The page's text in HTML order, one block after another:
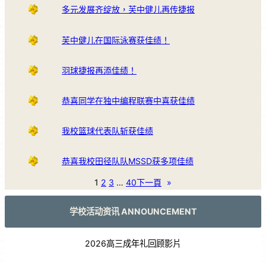
多元发展齐绽放，芙中健儿再传捷报
芙中健儿在国际泳赛获佳绩！
羽球捷报再添佳绩！
恭喜同学在独中编程联赛中喜获佳绩
我校篮球代表队斩获佳绩
恭喜我校田径队队MSSD获多项佳绩
1 2 3 … 40下一頁 »
学校活动资讯 ANNOUNCEMENT
2026高三成年礼回顾影片